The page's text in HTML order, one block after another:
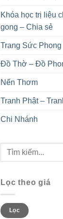
Khóa học trị liệu
gong – Chia sẻ
Trang Sức
Đồ Thờ – Đồ
Nến Thơm
Tranh Phật –
Chi Nhánh
Tìm
Lọc theo giá
Giá
thấp
nhất
Giá
cao
nhất
Lọc